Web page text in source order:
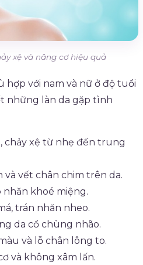
xệ và nâng cơ hiệu quả
với nam và nữ ở độ tuổi
những làn da gặp tình
chảy xệ từ nhẹ đến trung
và vết chân chim trên da.
nhăn khoé miệng.
trán nhăn nheo.
da cổ chùng nhão.
và lỗ chân lông to.
và không xâm lấn.